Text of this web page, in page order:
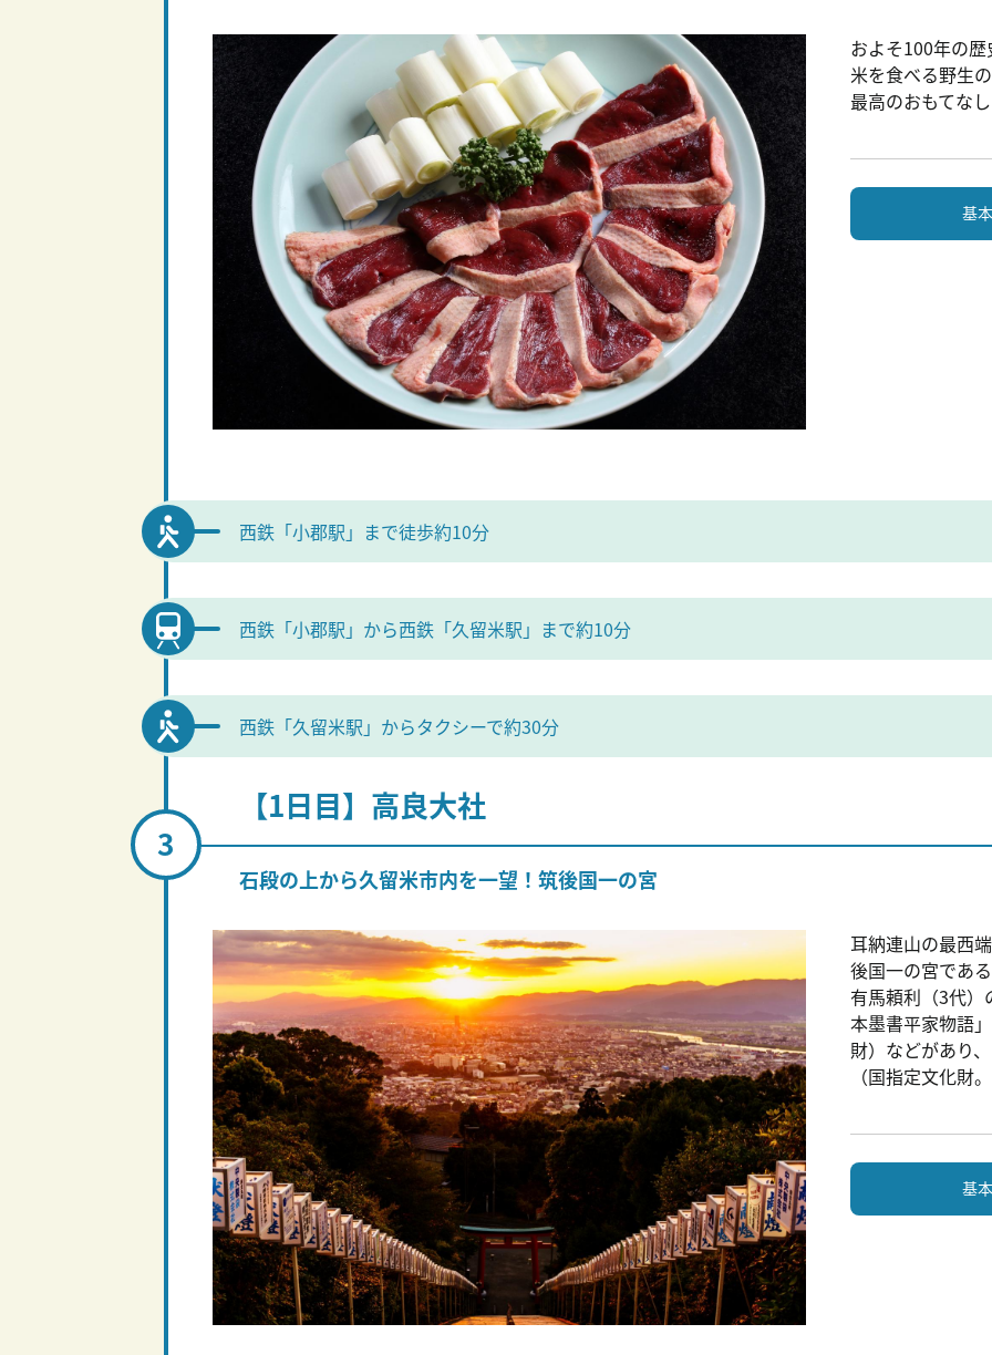
およそ100年の
米を食べる野生
最高のおもてな
基
西鉄「小郡駅」まで徒歩約10分
西鉄「小郡駅」から西鉄「久留米駅」まで約10分
西鉄「久留米駅」からタクシーで約30分
【1日目】高良大社
石段の上から久留米市内を一望！筑後国一の宮
耳納連山の最西
後国一の宮であ
有馬頼利（3代）
本墨書平家物語
財）などがあり
（国指定文化財
基